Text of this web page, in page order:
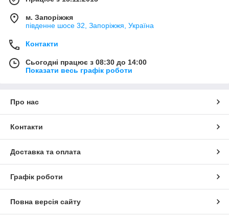
м. Запоріжжя
південне шосе 32, Запоріжжя, Україна
Контакти
Сьогодні працює з 08:30 до 14:00
Показати весь графік роботи
Про нас
Контакти
Доставка та оплата
Графік роботи
Повна версія сайту